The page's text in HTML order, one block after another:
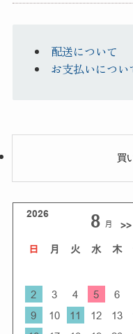
配送について
お支払いについ
買